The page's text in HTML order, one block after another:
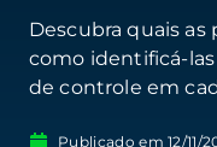
Descubra quais as
como identificá-
de controle em
Publicado em 12/11/